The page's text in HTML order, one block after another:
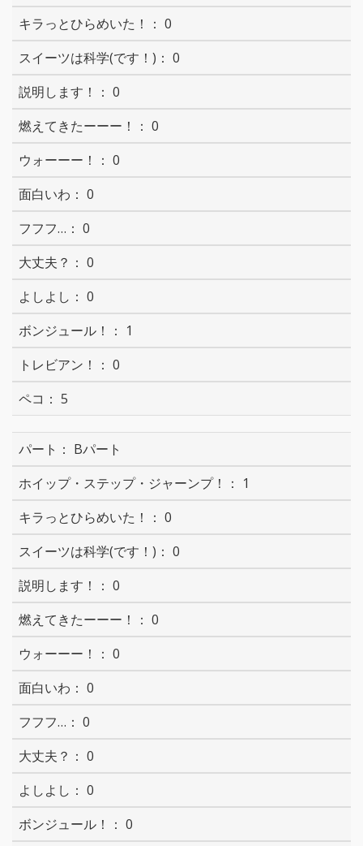
0
0
0
0
0
0
0
0
0
1
0
5
Bパート
1
0
0
0
0
0
0
0
0
0
0